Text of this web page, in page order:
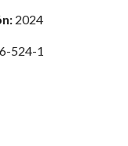
2024
524-1